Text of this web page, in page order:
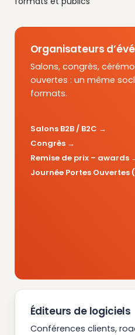
Organisateurs
Salons, congrès,
ouvertes : un même
formats.
Salons B2B / B2C
Congrès
Remise de prix – awards
Journée Portes Ouvertes
Éditeurs de logiciels
Conférences clients,